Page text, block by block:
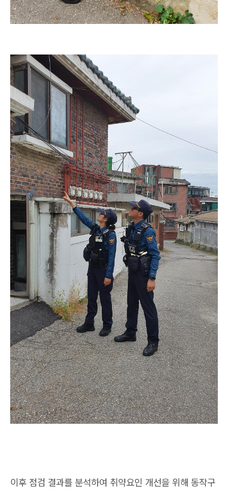
이후 점검 결과를 분석하여 취약요인 개선을 위해 동작구